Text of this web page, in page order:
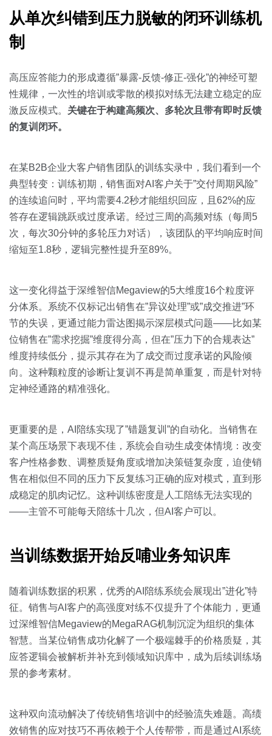
从单次纠错到压力脱敏的闭环训练机
制
高压应答能力的形成遵循”暴露-反馈-修正-强化”的神经可塑
性规律，一次性的培训或零散的模拟对练无法建立稳定的应
激反应模式。 关键在于构建高频次、多轮次且带有即时反馈
的复训闭环。
在某B2B企业大客户销售团队的训练实录中，我们看到一个
典型转变：训练初期，销售面对AI客户关于”交付周期风险”
的连续追问时，平均需要4.2秒才能组织回应，且62%的应
答存在逻辑跳跃或过度承诺。经过三周的高频对练（每周5
次，每次30分钟的多轮压力对话），该团队的平均响应时间
缩短至1.8秒，逻辑完整性提升至89%。
这一变化得益于深维智信Megaview的5大维度16个粒度评
分体系。系统不仅标记出销售在”异议处理”或”成交推进”环
节的失误，更通过能力雷达图揭示深层模式问题——比如某
位销售在”需求挖掘”维度得分高，但在”压力下的合规表达”
维度持续低分，提示其存在为了成交而过度承诺的风险倾
向。这种颗粒度的诊断让复训不再是简单重复，而是针对特
定神经通路的精准强化。
更重要的是，AI陪练实现了”错题复训”的自动化。当销售在
某个高压场景下表现不佳，系统会自动生成变体情境：改变
客户性格参数、调整质疑角度或增加决策链复杂度，迫使销
售在相似但不同的压力下反复练习正确的应对模式，直到形
成稳定的肌肉记忆。这种训练密度是人工陪练无法实现的
——主管不可能每天陪练十几次，但AI客户可以。
当训练数据开始反哺业务知识库
随着训练数据的积累，优秀的AI陪练系统会展现出”进化”特
征。销售与AI客户的高强度对练不仅提升了个体能力，更通
过深维智信Megaview的MegaRAG机制沉淀为组织的集体
智慧。当某位销售成功化解了一个极端棘手的价格质疑，其
应答逻辑会被解析并补充到领域知识库中，成为后续训练场
景的参考素材。
这种双向流动解决了传统销售培训中的经验流失难题。高绩
效销售的应对技巧不再依赖于个人传帮带，而是通过AI系统